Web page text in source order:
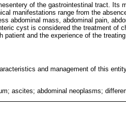
of the gastrointestinal tract. Its
manifestations range from the
abdominal mass, abdominal pain,
cyst is considered the treatment of
and the experience of the treating
and management of this
ascites; abdominal neoplasms;